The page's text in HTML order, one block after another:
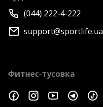
(044) 222-4-222
support@sportlife.ua
Фитнес-тусовка